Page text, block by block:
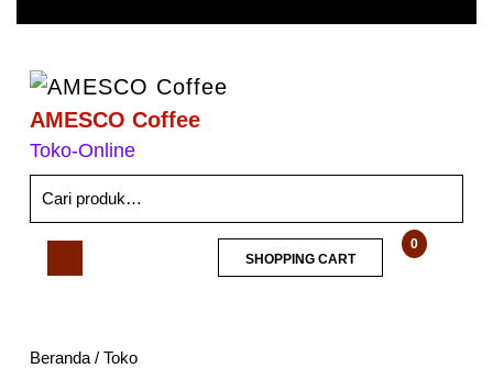
AMESCO Coffee
Toko-Online
0
SHOPPING CART
Beranda / Toko